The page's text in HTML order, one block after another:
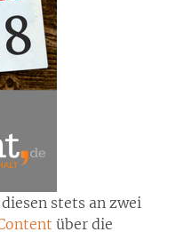
stets an zwei
über die